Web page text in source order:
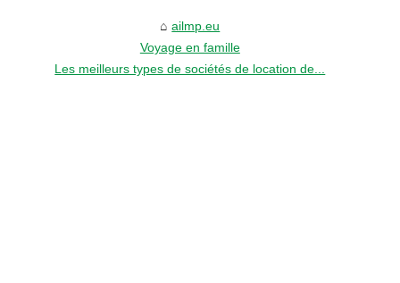
ailmp.eu
Voyage en famille
Les meilleurs types de sociétés de location de...